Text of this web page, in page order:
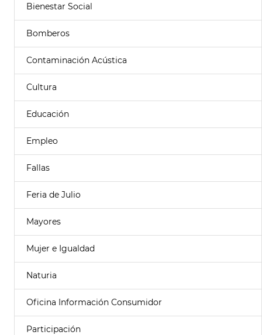
Bienestar Social
Bomberos
Contaminación Acústica
Cultura
Educación
Empleo
Fallas
Feria de Julio
Mayores
Mujer e Igualdad
Naturia
Oficina Información Consumidor
Participación